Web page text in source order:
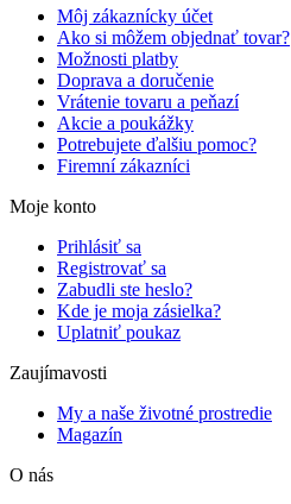
Môj zákaznícky účet
Ako si môžem objednať tovar?
Možnosti platby
Doprava a doručenie
Vrátenie tovaru a peňazí
Akcie a poukážky
Potrebujete ďalšiu pomoc?
Firemní zákazníci
Moje konto
Prihlásiť sa
Registrovať sa
Zabudli ste heslo?
Kde je moja zásielka?
Uplatniť poukaz
Zaujímavosti
My a naše životné prostredie
Magazín
O nás